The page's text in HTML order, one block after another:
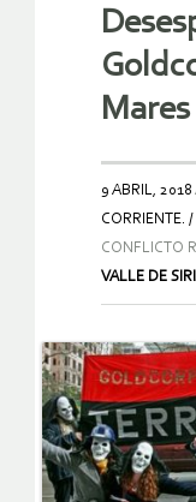
Mares
9 ABRIL, 2018
CORRIENTE.
CONFLICTO
VALLE DE